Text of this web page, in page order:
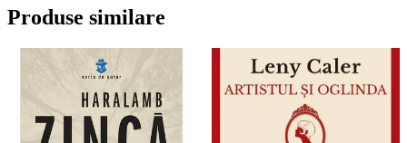
Produse similare